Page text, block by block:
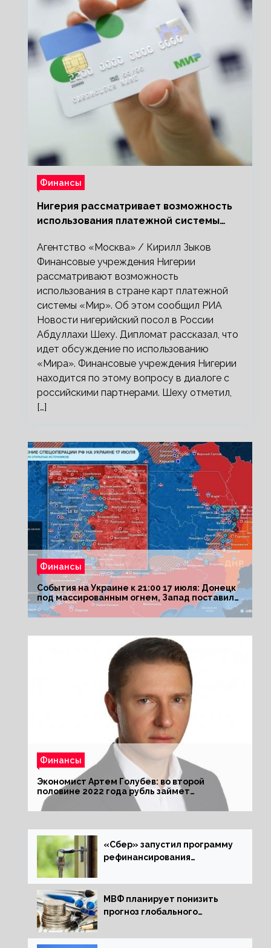
Финансы
Нигерия рассматривает возможность
использования платежной системы
Агентство «Москва» / Кирилл Зыков
Финансовые учреждения Нигерии
рассматривают возможность
использования в стране карт платежной
системы «Мир». Об этом сообщил РИА
Новости нигерийский посол в России
Абдуллахи Шеху. Дипломат рассказал, что
идет обсуждение по использованию
«Мира». Финансовые учреждения Нигерии
находится по этому вопросу в диалоге с
российскими партнерами. Шеху отметил,
[…]
Финансы
События на Украине к 21:00 17 июля: Донецк
под массированным огнем, Запад поставил
Киеву ультиматум
Финансы
Экономист Артем Голубев: во второй
половине 2022 года рубль займет
комфортный курс
«Сбер» запустил программу
рефинансирования
МВФ планирует понизить
прогноз глобального
следующем отчете